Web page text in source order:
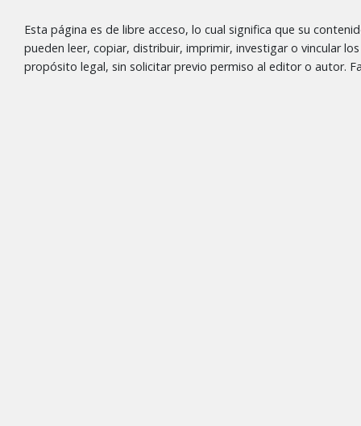
Esta página es de libre acceso, lo cual significa que su
pueden leer, copiar, distribuir, imprimir, investigar o vincular
propósito legal, sin solicitar previo permiso al editor o autor.